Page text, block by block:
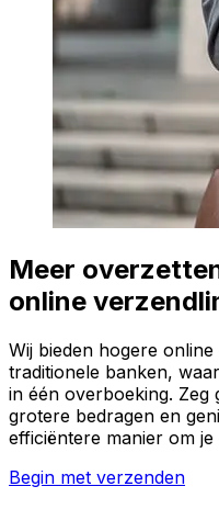
Meer
online
Wij bieden hogere
traditionele banken,
in één overboeking. Zeg
grotere bedragen en
efficiëntere manier om
Begin met verzenden